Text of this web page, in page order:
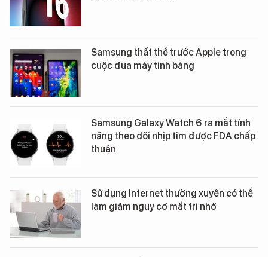
Samsung thất thế trước Apple trong
cuộc đua máy tính bảng
Samsung Galaxy Watch 6 ra mắt tính
năng theo dõi nhịp tim được FDA chấp
thuận
Sử dụng Internet thường xuyên có thể
làm giảm nguy cơ mất trí nhớ